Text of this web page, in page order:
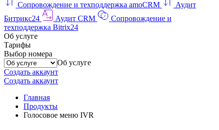
Сопровождение и техподдержка amoCRM
Аудит
Битрикс24
Аудит CRM
Сопровождение и
техподдержка Bitrix24
Об услуге
Тарифы
Выбор номера
Об услуге
Создать аккаунт
Создать аккаунт
Главная
Продукты
Голосовое меню IVR